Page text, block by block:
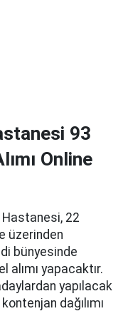
93
Online
22
üzerinden
bünyesinde
yapacaktır.
yapılacak
dağılımı